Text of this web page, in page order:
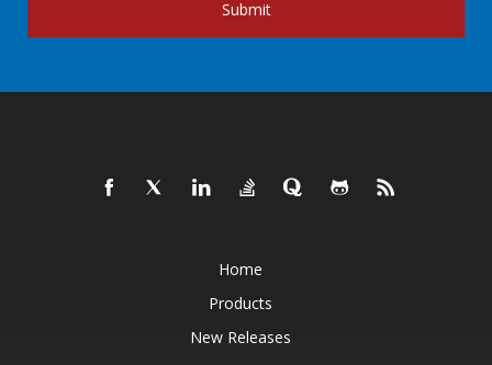
Submit
Home
Products
New Releases